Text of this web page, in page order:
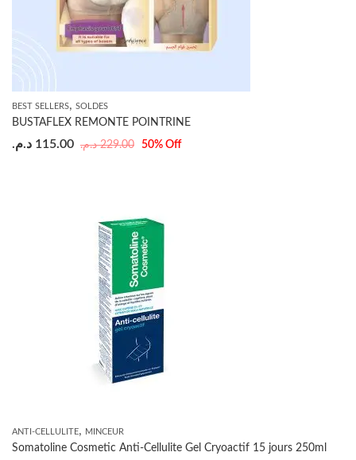
BEST SELLERS, SOLDES
BUSTAFLEX REMONTE POINTRINE
229.00 د.م. 115.00 د.م. 50% Off
ANTI-CELLULITE, MINCEUR
Somatoline Cosmetic Anti-Cellulite Gel Cryoactif 15 jours 250ml